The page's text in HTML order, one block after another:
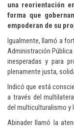
una reorientación
forma que
empoderan de su
Igualmente, llamó a
Administración
inesperadas y para
plenamente justa,
Indicó que está
a través del
del multiculturalismo y
Abinader llamó la